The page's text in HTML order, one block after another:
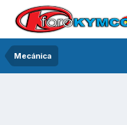
Mecánica